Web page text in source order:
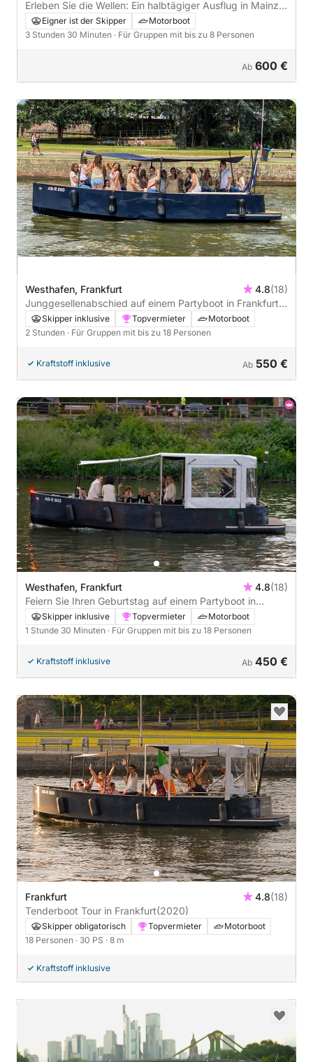
Erleben Sie die Wellen: Ein halbtägiger Ausflug in Mainz
an Bord eines Motorboots
Eigner ist der Skipper
Motorboot
3 Stunden 30 Minuten · Für Gruppen mit bis zu 8 Personen
Ab 600 €
Westhafen, Frankfurt 4.8(18)
Junggesellenabschied auf einem Partyboot in Frankfurt
mit Skylineblick - 2h
Skipper inklusive Topvermieter
Motorboot
2 Stunden · Für Gruppen mit bis zu 18 Personen
Kraftstoff inklusive Ab 550 €
Westhafen, Frankfurt 4.8(18)
Feiern Sie Ihren Geburtstag auf einem Partyboot in
Frankfurt mit Skyline Ausblick - 1h30
Skipper inklusive Topvermieter
Motorboot
1 Stunde 30 Minuten · Für Gruppen mit bis zu 18 Personen
Kraftstoff inklusive Ab 450 €
Frankfurt 4.8(18)
Tenderboot Tour in Frankfurt(2020)
Skipper obligatorisch Topvermieter
Motorboot
18 Personen · 30 PS · 8 m
Kraftstoff inklusive